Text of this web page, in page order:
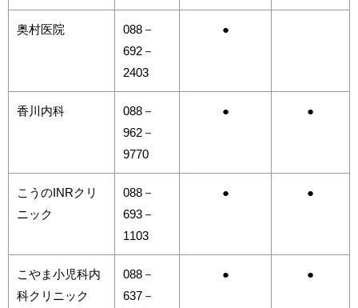
奥村医院
088－
692－
2403
●
香川内科
088－
962－
9770
● ●
こうのINRクリ
ニック
088－
693－
1103
● ●
こやま小児科内
科クリニック
088－
637－
● ●